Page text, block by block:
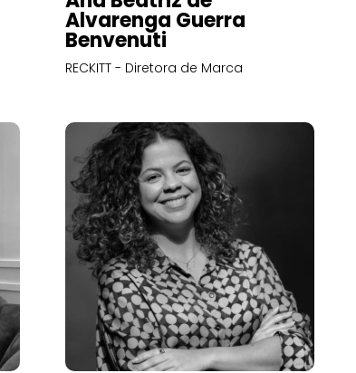
Alvarenga Guerra
Benvenuti
RECKITT - Diretora de Marca